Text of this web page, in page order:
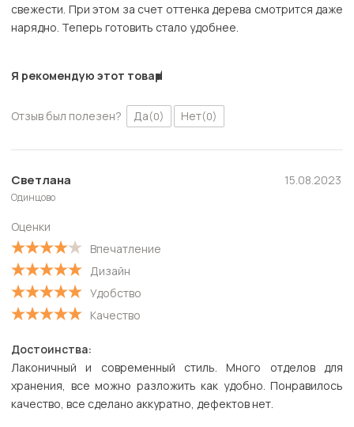
свежести. При этом за счет оттенка дерева смотрится даже
нарядно. Теперь готовить стало удобнее.
Я рекомендую этот товар
Отзыв был полезен? Да(0) Нет(0)
Светлана
Одинцово
Оценки
Впечатление
Дизайн
Удобство
Качество
15.08.2023
Достоинства:
Лаконичный и современный стиль. Много отделов для
хранения, все можно разложить как удобно. Понравилось
качество, все сделано аккуратно, дефектов нет.